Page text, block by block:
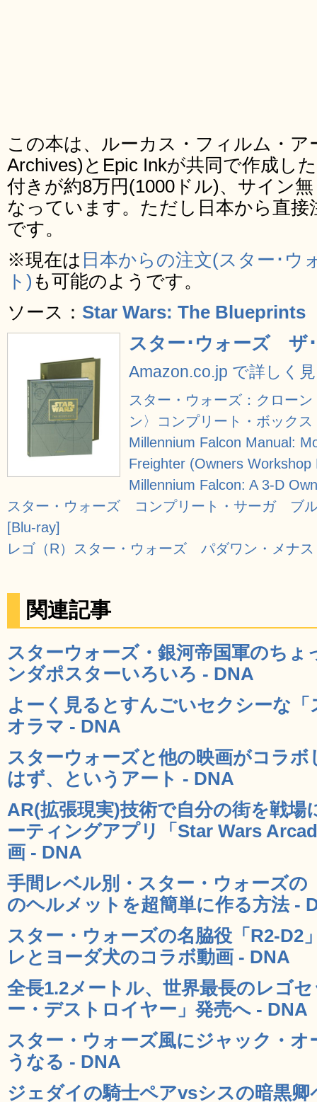
この本は、ルーカス・フィルム・ア
Archives)とEpic Inkが共同で作成し
付きが約8万円(1000ドル)、サイン
なっています。ただし日本から直
です。
※現在は 日本からの注文(スター･
ト) も可能のようです。
ソース： Star Wars: The Blueprints
スター･ウォーズ ザ
Amazon.co.jp で詳しく
スター・ウォーズ：クロー
ン〉コンプリート・ボック
Millennium Falcon Manual:
Freighter (Owners Workshop
Millennium Falcon: A 3-D
スター・ウォーズ コンプリート・サーガ ブ
[Blu-ray]
レゴ（R）スター・ウォーズ パダワン・メナ
関連記事
スターウォーズ・銀河帝国軍のち
ンダポスターいろいろ - DNA
よーく見るとすんごいセクシーな
オラマ - DNA
スターウォーズと他の映画がコラ
はず、というアート - DNA
AR(拡張現実)技術で自分の街を戦
ーティングアプリ「Star Wars
画 - DNA
手間レベル別・スター・ウォーズの
のヘルメットを超簡単に作る方法 -
スター・ウォーズの名脇役「R2-D2
レとヨーダ犬のコラボ動画 - DNA
全長1.2メートル、世界最長のレゴ
ー・デストロイヤー」発売へ - DNA
スター・ウォーズ風にジャック・
うなる - DNA
ジェダイの騎士ペアvsシスの暗黒